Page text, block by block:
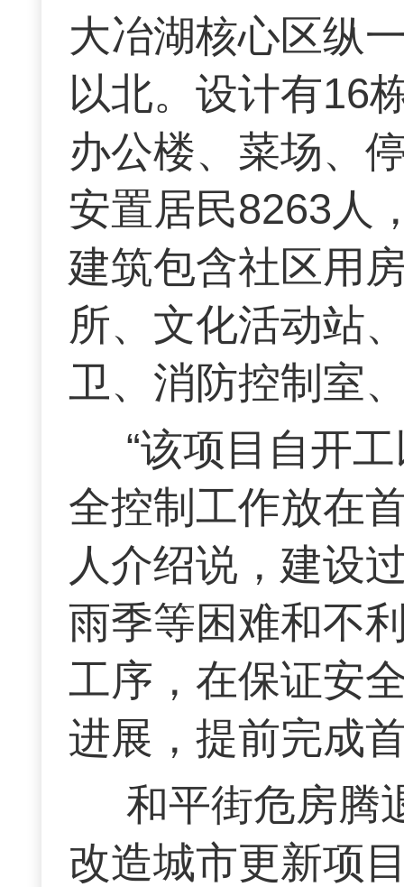
大冶湖核心区纵
以北。设计有16
办公楼、菜场、
安置居民8263人
建筑包含社区用
所、文化活动站
卫、消防控制室
“该项目自开
全控制工作放在
人介绍说，建设
雨季等困难和不
工序，在保证安
进展，提前完成
和平街危房腾
改造城市更新项